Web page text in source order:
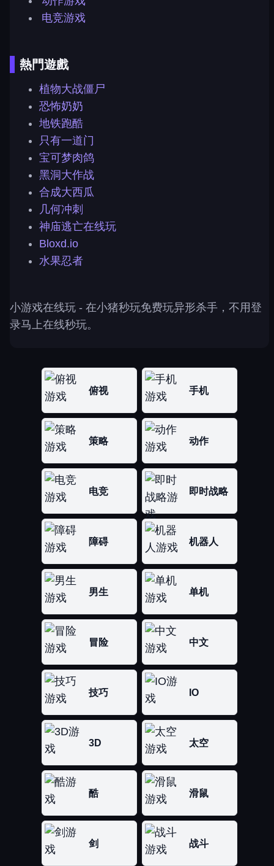
电竞游戏
熱門遊戲
植物大战僵尸
恐怖奶奶
地铁跑酷
只有一道门
宝可梦肉鸽
黑洞大作战
合成大西瓜
几何冲刺
神庙逃亡在线玩
Bloxd.io
水果忍者
小游戏在线玩 - 在小猪秒玩免费玩异形杀手，不用登
录马上在线秒玩。
俯视 手机
策略 动作
电竞 即时战略
障碍 机器人
男生 单机
冒险 中文
技巧 IO
3D 太空
酷 滑鼠
剑 战斗